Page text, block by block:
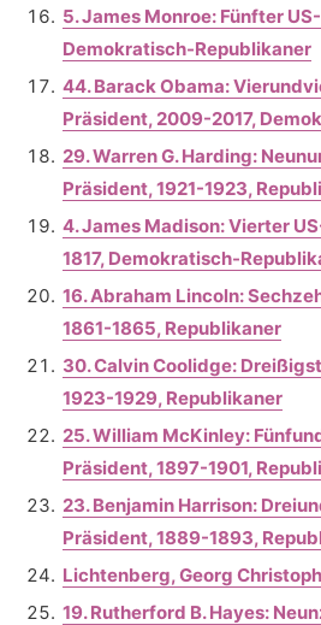
5. James Monroe: Fünfter
Demokratisch-Republikaner
44. Barack Obama:
Präsident, 2009-2017,
29. Warren G. Harding:
Präsident, 1921-1923,
4. James Madison: Vierter
1817, Demokratisch-
16. Abraham Lincoln:
1861-1865, Republikaner
30. Calvin Coolidge:
1923-1929, Republikaner
25. William McKinley:
Präsident, 1897-1901,
23. Benjamin Harrison:
Präsident, 1889-1893,
Lichtenberg, Georg
19. Rutherford B. Hayes: